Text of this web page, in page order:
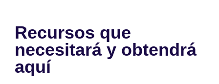
Recursos que
necesitará y obtendrá
aquí